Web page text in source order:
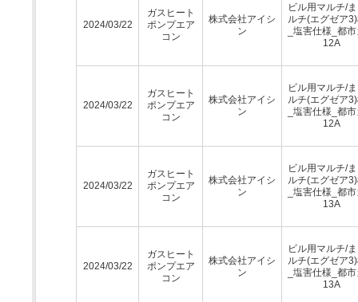
2024/03/22
ガスヒート
ポンプエア
コン
株式会社アイシ
ン
ビル用マルチ/
ルチ(エグゼア
_塩害仕様_都
12A
2024/03/22
ガスヒート
ポンプエア
コン
株式会社アイシ
ン
ビル用マルチ/
ルチ(エグゼア
_塩害仕様_都
12A
2024/03/22
ガスヒート
ポンプエア
コン
株式会社アイシ
ン
ビル用マルチ/
ルチ(エグゼア
_塩害仕様_都
13A
2024/03/22
ガスヒート
ポンプエア
コン
株式会社アイシ
ン
ビル用マルチ/
ルチ(エグゼア
_塩害仕様_都
13A